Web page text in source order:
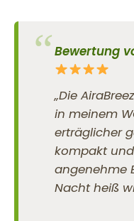
Bewertung
„Die
in meinem
erträglicher
kompakt
angenehme
Nacht heiß